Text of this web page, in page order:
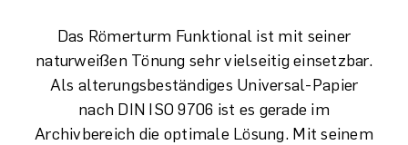
Das Römerturm Funktional ist mit seiner
naturweißen Tönung sehr vielseitig einsetzbar.
Als alterungsbeständiges Universal-Papier
nach DIN ISO 9706 ist es gerade im
Archivbereich die optimale Lösung. Mit seinem